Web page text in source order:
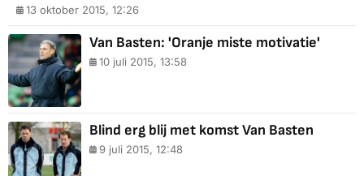
13 oktober 2015, 12:26
Van Basten: 'Oranje miste motivatie'
10 juli 2015, 13:58
Blind erg blij met komst Van Basten
9 juli 2015, 12:48